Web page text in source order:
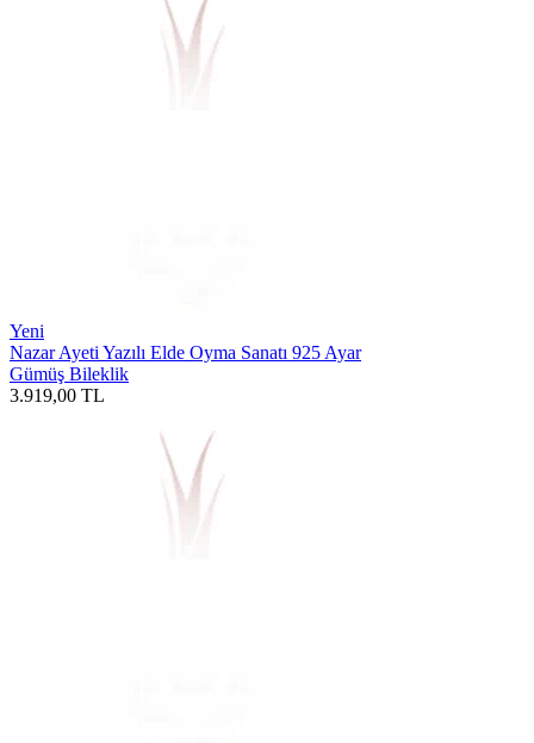
Yeni
Nazar Ayeti Yazılı Elde Oyma Sanatı 925 Ayar
Gümüş Bileklik
3.919,00 TL